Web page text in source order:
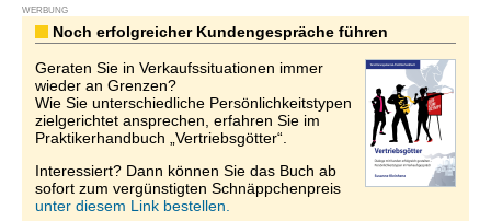
WERBUNG
Noch erfolgreicher Kundengespräche führen
Geraten Sie in Verkaufssituationen immer
wieder an Grenzen?
Wie Sie unterschiedliche Persönlichkeitstypen
zielgerichtet ansprechen, erfahren Sie im
Praktikerhandbuch „Vertriebsgötter“.
Interessiert? Dann können Sie das Buch ab
sofort zum vergünstigten Schnäppchenpreis
unter diesem Link bestellen.